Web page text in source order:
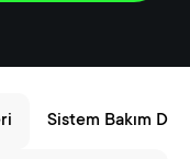
Sistem Bakım